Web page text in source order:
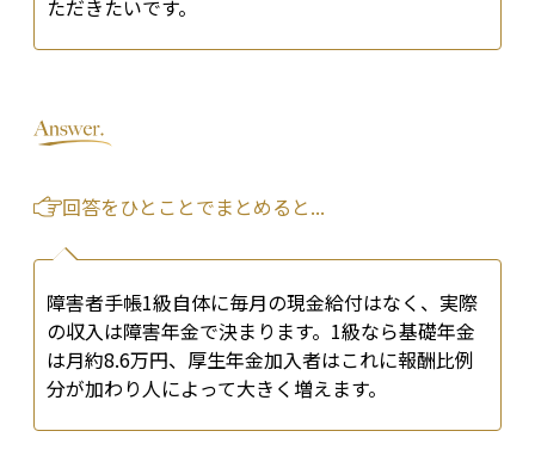
ただきたいです。
回答をひとことでまとめると...
障害者手帳1級自体に毎月の現金給付はなく、実際
の収入は障害年金で決まります。1級なら基礎年金
は月約8.6万円、厚生年金加入者はこれに報酬比例
分が加わり人によって大きく増えます。